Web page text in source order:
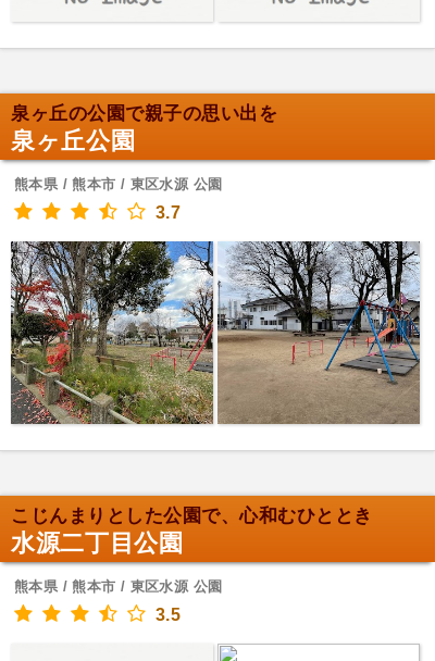
泉ヶ丘の公園で親子の思い出を
泉ヶ丘公園
熊本県 / 熊本市 / 東区水源 公園
3.7
こじんまりとした公園で、心和むひととき
水源二丁目公園
熊本県 / 熊本市 / 東区水源 公園
3.5